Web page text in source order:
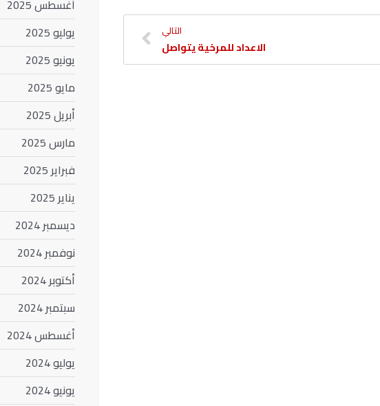
التالي
الاعداد للمرخية يتواصل
أغسطس 2025
يوليو 2025
يونيو 2025
مايو 2025
أبريل 2025
مارس 2025
فبراير 2025
يناير 2025
ديسمبر 2024
نوفمبر 2024
أكتوبر 2024
سبتمبر 2024
أغسطس 2024
يوليو 2024
يونيو 2024